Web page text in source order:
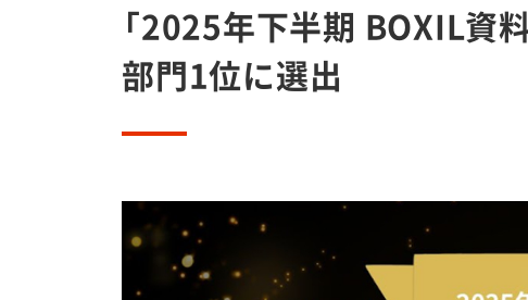
「2025年下半期 BOXIL資
部門1位に選出